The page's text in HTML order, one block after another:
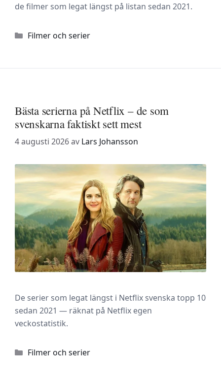
de filmer som legat längst på listan sedan 2021.
Kategorier
Filmer och serier
Bästa serierna på Netflix – de som
svenskarna faktiskt sett mest
4 augusti 2026av Lars Johansson
De serier som legat längst i Netflix svenska topp 10
sedan 2021 — räknat på Netflix egen
veckostatistik.
Kategorier
Filmer och serier